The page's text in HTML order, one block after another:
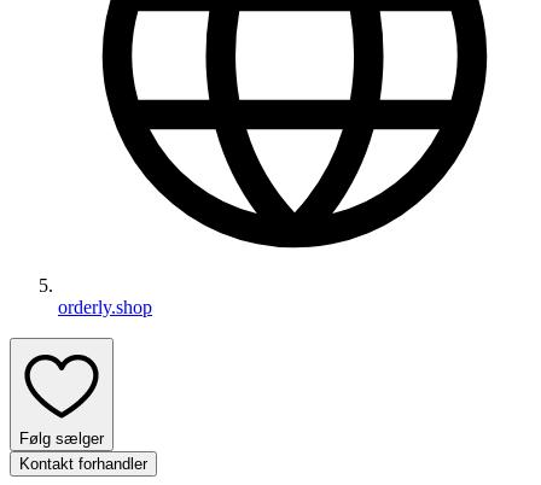
orderly.shop
Følg sælger
Kontakt forhandler